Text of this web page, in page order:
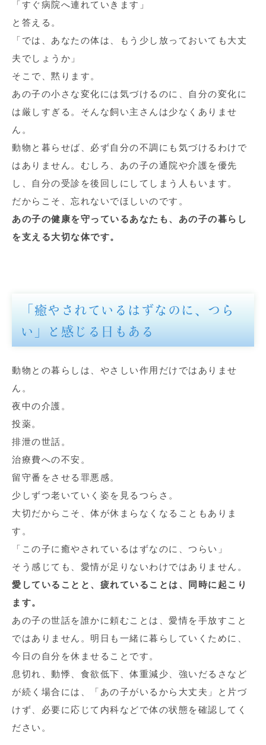
「すぐ病院へ連れていきます」
と答える。
「では、あなたの体は、もう少し放っておいても大丈
夫でしょうか」
そこで、黙ります。
あの子の小さな変化には気づけるのに、自分の変化に
は厳しすぎる。そんな飼い主さんは少なくありませ
ん。
動物と暮らせば、必ず自分の不調にも気づけるわけで
はありません。むしろ、あの子の通院や介護を優先
し、自分の受診を後回しにしてしまう人もいます。
だからこそ、忘れないでほしいのです。
あの子の健康を守っているあなたも、あの子の暮らし
を支える大切な体です。
「癒やされているはずなのに、つら
い」と感じる日もある
動物との暮らしは、やさしい作用だけではありませ
ん。
夜中の介護。
投薬。
排泄の世話。
治療費への不安。
留守番をさせる罪悪感。
少しずつ老いていく姿を見るつらさ。
大切だからこそ、体が休まらなくなることもありま
す。
「この子に癒やされているはずなのに、つらい」
そう感じても、愛情が足りないわけではありません。
愛していることと、疲れていることは、同時に起こり
ます。
あの子の世話を誰かに頼むことは、愛情を手放すこと
ではありません。明日も一緒に暮らしていくために、
今日の自分を休ませることです。
息切れ、動悸、食欲低下、体重減少、強いだるさなど
が続く場合には、「あの子がいるから大丈夫」と片づ
けず、必要に応じて内科などで体の状態を確認してく
ださい。